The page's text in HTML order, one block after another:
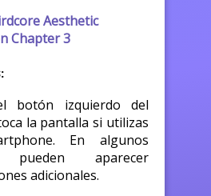
Aesthetic
Chapter 3
botón izquierdo del
la pantalla si utilizas
En algunos
pueden aparecer
adicionales.